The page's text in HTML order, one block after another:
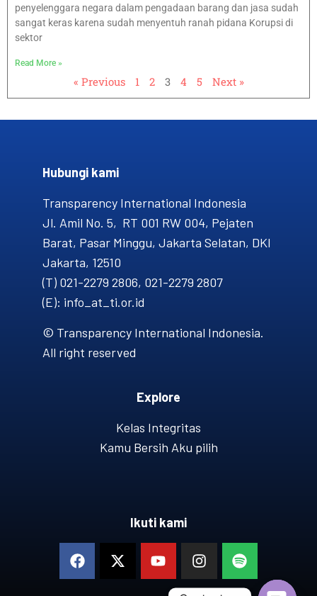
penyelenggara negara dalam pengadaan barang dan jasa sudah
sangat keras karena sudah menyentuh ranah pidana Korupsi di
sektor
Read More »
« Previous 1 2 3 4 5 Next »
Hubungi kami​
Transparency International Indonesia
Jl. Amil No. 5, RT 001 RW 004, Pejaten
Barat, Pasar Minggu, Jakarta Selatan, DKI
Jakarta, 12510
(T) 021-2279 2806, 021-2279 2807
(E): info_at_ti.or.id
© Transparency International Indonesia.
All right reserved
Explore
Kelas Integritas
Kamu Bersih Aku pilih
Ikuti kami